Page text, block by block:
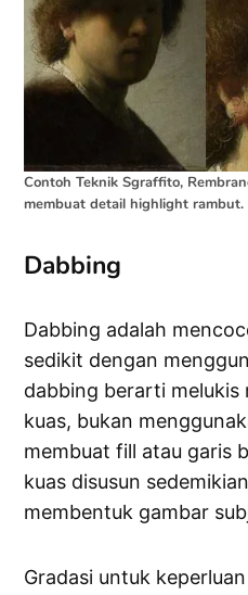
Contoh Teknik Sgraffito,
membuat detail highlight rambut.
Dabbing
Dabbing adalah
sedikit dengan
dabbing berarti melukis
kuas, bukan
membuat fill atau garis
kuas disusun
membentuk gambar
Gradasi untuk